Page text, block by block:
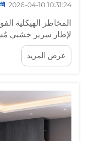
2026-04-10 10:31:24
المخاطر الهيكلية
لإطار سرير خشبي
المستخدمين فقط على
سرير خشبي مُسنَّد
أهمية السعة
عرض المزيد